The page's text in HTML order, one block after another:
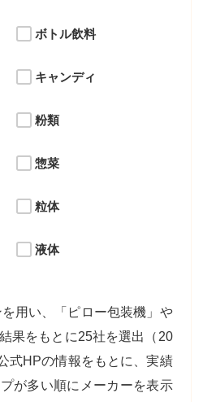
ボトル飲料
キャンディ
粉類
惣菜
粒体
液体
用い、「ピロー包装機」や
果をもとに25社を選出（20
式HPの情報をもとに、実績
が多い順にメーカーを表示